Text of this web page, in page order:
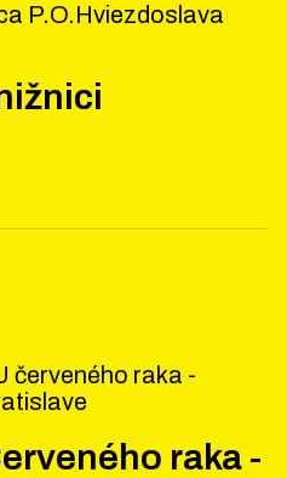
P.O.Hviezdoslava
červeného raka -
raka -